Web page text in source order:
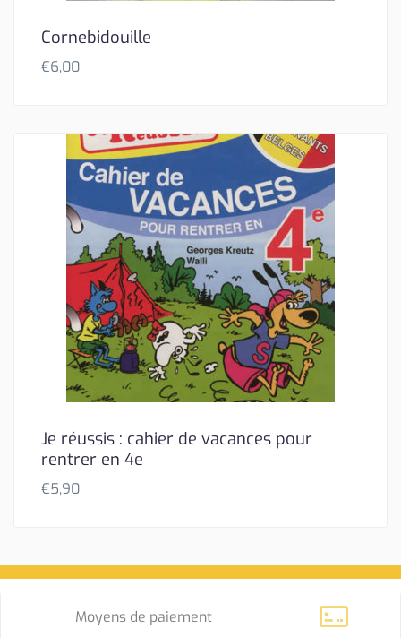
Cornebidouille
€6,00
Je réussis : cahier de vacances pour
rentrer en 4e
€5,90
Moyens de paiement